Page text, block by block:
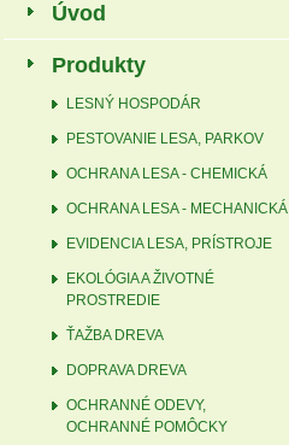
Úvod
Produkty
LESNÝ HOSPODÁR
PESTOVANIE LESA, PARKOV
OCHRANA LESA - CHEMICKÁ
OCHRANA LESA - MECHANICKÁ
EVIDENCIA LESA, PRÍSTROJE
EKOLÓGIA A ŽIVOTNÉ
PROSTREDIE
ŤAŽBA DREVA
DOPRAVA DREVA
OCHRANNÉ ODEVY,
OCHRANNÉ POMÔCKY